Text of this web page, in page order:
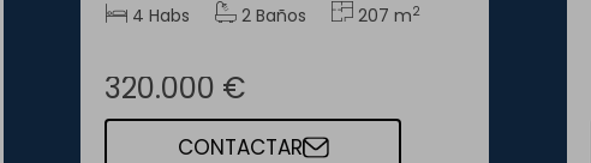
4 Habs
2 Baños 207 m2
320.000 €
CONTACTAR